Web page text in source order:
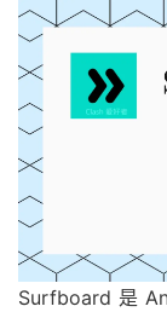
Surfboard 是